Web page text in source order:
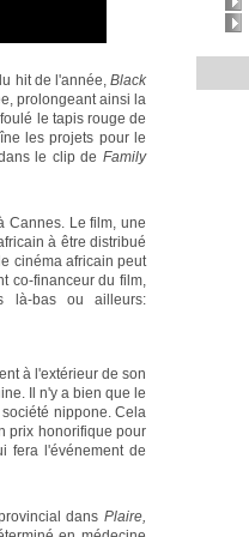
hit de l'année, Black
prolongeant ainsi la
le tapis rouge de
les projets pour le
le clip de Family
Cannes. Le film, une
à être distribué
cinéma africain peut
co-financeur du film,
là-bas ou ailleurs:
à l'extérieur de son
Il n'y a bien que le
nippone. Cela
prix honorifique pour
fera l'événement de
dans Plaire,